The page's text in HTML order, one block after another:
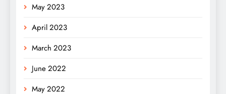
May 2023
April 2023
March 2023
June 2022
May 2022